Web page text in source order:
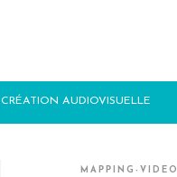
CRÉATION AUDIOVISUELLE
MAPPING-VIDEO